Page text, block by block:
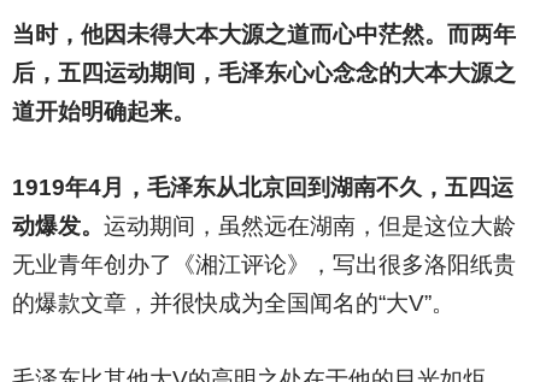
当时，他因未得大本大源之道而心中茫然。而两年
后，五四运动期间，毛泽东心心念念的大本大源之
道开始明确起来。
1919年4月，毛泽东从北京回到湖南不久，五四运
动爆发。 运动期间，虽然远在湖南，但是这位大龄
无业青年创办了《湘江评论》，写出很多洛阳纸贵
的爆款文章，并很快成为全国闻名的“大V”。